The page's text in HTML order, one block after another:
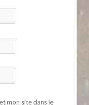
mon site dans le